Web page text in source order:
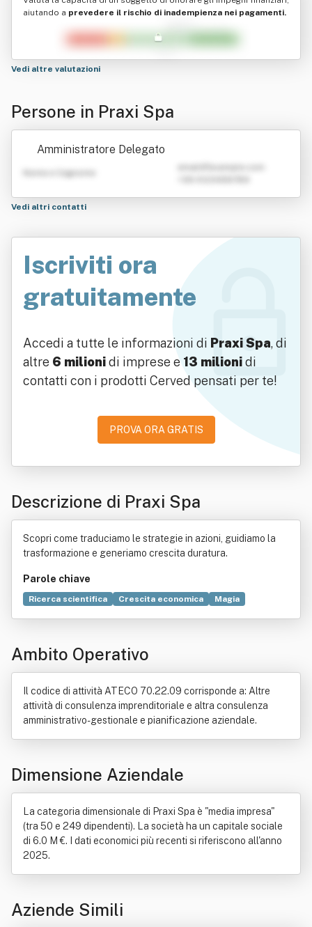
aiutando a prevedere il rischio di inadempienza nei pagamenti.
Vedi altre valutazioni
Persone in Praxi Spa
Amministratore Delegato
Nome e Cognome
Vedi altri contatti
Iscriviti ora
gratuitamente
Accedi a tutte le informazioni di Praxi Spa, di
altre 6 milionidi imprese e 13 milionidi
contatti con i prodotti Cerved pensati per te!
PROVA ORA GRATIS
Descrizione di Praxi Spa
Scopri come traduciamo le strategie in azioni, guidiamo la
trasformazione e generiamo crescita duratura.
Parole chiave
Ricerca scientifica Crescita economica
Magia
Vista
App Servizio Leadership
Sistema operativo
Fondo comune di investimento
Formazione
Hardware
Italia
Leasing Regioni d'Italia
Ricerca di mercato
Ambito Operativo
Il codice di attività ATECO 70.22.09 corrisponde a: Altre
attività di consulenza imprenditoriale e altra consulenza
amministrativo-gestionale e pianificazione aziendale.
Dimensione Aziendale
La categoria dimensionale di Praxi Spa è "media impresa"
(tra 50 e 249 dipendenti). La società ha un capitale sociale
di 6.0 M €. I dati economici più recenti si riferiscono all'anno
2025.
Aziende Simili